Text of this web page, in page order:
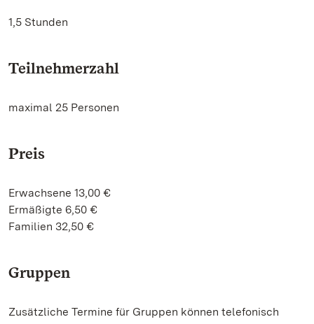
1,5 Stunden
Teilnehmerzahl
maximal 25 Personen
Preis
Erwachsene 13,00 €
Ermäßigte 6,50 €
Familien 32,50 €
Gruppen
Zusätzliche Termine für Gruppen können telefonisch